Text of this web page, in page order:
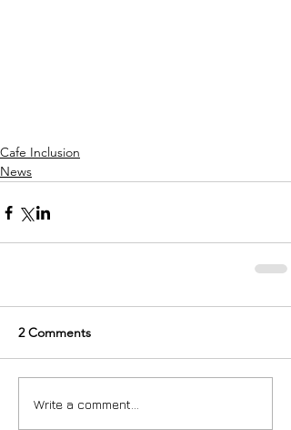
Cafe Inclusion
News
2 Comments
Write a comment...